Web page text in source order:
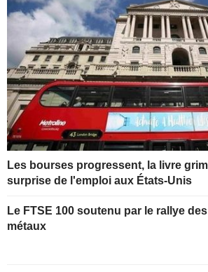
Les bourses progressent, la livre
surprise de l'emploi aux États-Unis
Le FTSE 100 soutenu par le rallye des
métaux